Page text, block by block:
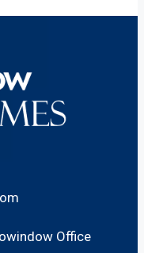
Office